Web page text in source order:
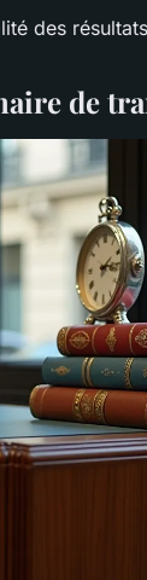
des résultats
de